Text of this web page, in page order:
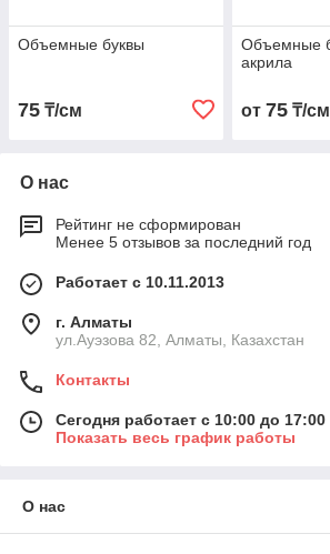
Объемные буквы
75 ₸/см
Объемные
акрила
от 75₸/см
О нас
Рейтинг не сформирован
Менее 5 отзывов за последний год
Работает с 10.11.2013
г. Алматы
ул.Ауэзова 82, Алматы, Казахстан
Контакты
Сегодня работает с 10:00 до 17:00
Показать весь график работы
О нас